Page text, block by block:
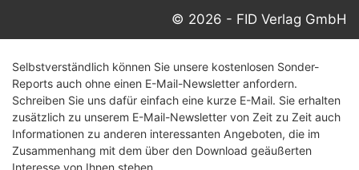
© 2026 - FID Verlag GmbH
Selbstverständlich können Sie unsere kostenlosen Sonder-
Reports auch ohne einen E-Mail-Newsletter anfordern.
Schreiben Sie uns dafür einfach eine kurze E-Mail. Sie erhalten
zusätzlich zu unserem E-Mail-Newsletter von Zeit zu Zeit auch
Informationen zu anderen interessanten Angeboten, die im
Zusammenhang mit dem über den Download geäußerten